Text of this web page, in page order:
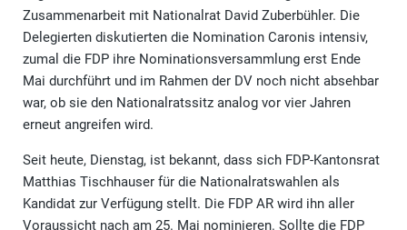
Zusammenarbeit mit Nationalrat David Zuberbühler. Die
Delegierten diskutierten die Nomination Caronis intensiv,
zumal die FDP ihre Nominationsversammlung erst Ende
Mai durchführt und im Rahmen der DV noch nicht absehbar
war, ob sie den Nationalratssitz analog vor vier Jahren
erneut angreifen wird.
Seit heute, Dienstag, ist bekannt, dass sich FDP-Kantonsrat
Matthias Tischhauser für die Nationalratswahlen als
Kandidat zur Verfügung stellt. Die FDP AR wird ihn aller
Voraussicht nach am 25. Mai nominieren. Sollte die FDP